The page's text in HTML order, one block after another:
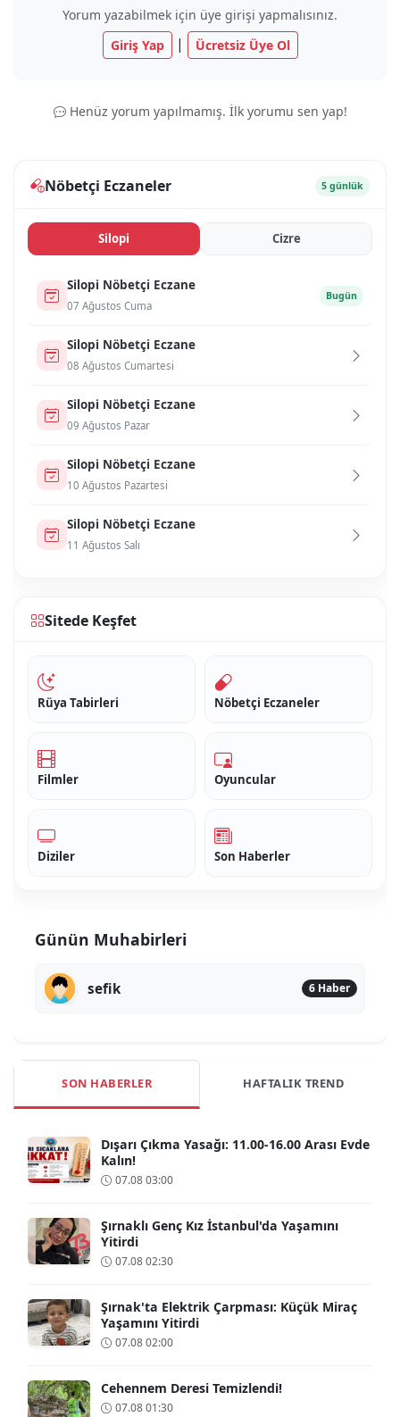
Yorum yazabilmek için üye girişi yapmalısınız.
Giriş Yap
| Ücretsiz Üye Ol
Henüz yorum yapılmamış. İlk yorumu sen yap!
Nöbetçi Eczaneler 5 günlük
Si̇lopi̇ Ci̇zre
Si̇lopi̇ Nöbetçi Eczane
07 Ağustos Cuma
Bugün
Si̇lopi̇ Nöbetçi Eczane
08 Ağustos Cumartesi
Si̇lopi̇ Nöbetçi Eczane
09 Ağustos Pazar
Si̇lopi̇ Nöbetçi Eczane
10 Ağustos Pazartesi
Si̇lopi̇ Nöbetçi Eczane
11 Ağustos Salı
Sitede Keşfet
Rüya Tabirleri Nöbetçi Eczaneler
Filmler Oyuncular
Diziler Son Haberler
Günün Muhabirleri
sefik 6 Haber
SON HABERLER HAFTALIK TREND
Dışarı Çıkma Yasağı: 11.00-16.00 Arası Evde
Kalın!
07.08 03:00
Şırnaklı Genç Kız İstanbul'da Yaşamını
Yitirdi
07.08 02:30
Şırnak'ta Elektrik Çarpması: Küçük Miraç
Yaşamını Yitirdi
07.08 02:00
Cehennem Deresi Temizlendi!
07.08 01:30